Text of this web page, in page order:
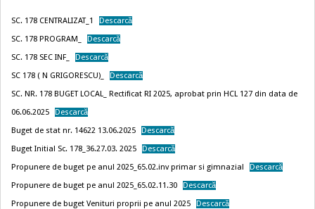
SC. 178 CENTRALIZAT_1
Descarcă
SC. 178 PROGRAM_
Descarcă
SC. 178 SEC INF_
Descarcă
SC 178 ( N GRIGORESCU)_
Descarcă
SC. NR. 178 BUGET LOCAL_ Rectificat RI 2025, aprobat prin HCL 127 din data de
06.06.2025
Descarcă
Buget de stat nr. 14622 13.06.2025
Descarcă
Buget Initial Sc. 178_36.27.03. 2025
Descarcă
Propunere de buget pe anul 2025_65.02.inv primar si gimnazial
Descarcă
Propunere de buget pe anul 2025_65.02.11.30
Descarcă
Propunere de buget Venituri proprii pe anul 2025
Descarcă